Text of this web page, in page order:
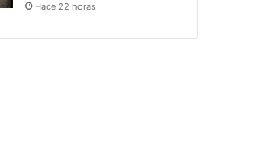
Hace 22 horas